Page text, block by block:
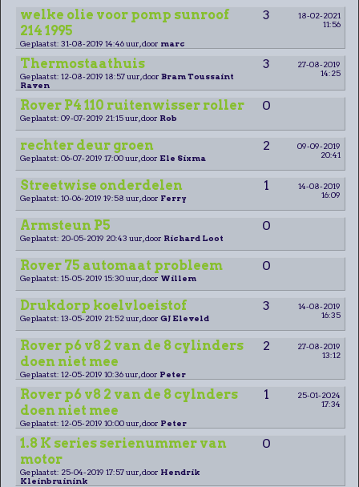
welke olie voor pomp sunroof
214 1995
3
18-02-2021
11:56
Geplaatst: 31-08-2019 14:46 uur, door marc
Thermostaathuis 3
27-08-2019
14:25
Geplaatst: 12-08-2019 18:57 uur, door Bram Toussaint
Raven
Rover P4 110 ruitenwisser roller 0
Geplaatst: 09-07-2019 21:15 uur, door Rob
rechter deur groen 2
09-09-2019
20:41
Geplaatst: 06-07-2019 17:00 uur, door Ele Sixma
Streetwise onderdelen 1
14-08-2019
16:09
Geplaatst: 10-06-2019 19:58 uur, door Ferry
Armsteun P5 0
Geplaatst: 20-05-2019 20:43 uur, door Richard Loot
Rover 75 automaat probleem 0
Geplaatst: 15-05-2019 15:30 uur, door Willem
Drukdorp koelvloeistof 3
14-08-2019
16:35
Geplaatst: 13-05-2019 21:52 uur, door GJ Eleveld
Rover p6 v8 2 van de 8 cylinders
doen niet mee
2
27-08-2019
13:12
Geplaatst: 12-05-2019 10:36 uur, door Peter
Rover p6 v8 2 van de 8 cylnders
doen niet mee
1
25-01-2024
17:34
Geplaatst: 12-05-2019 10:00 uur, door Peter
1.8 K series serienummer van
motor
0
Geplaatst: 25-04-2019 17:57 uur, door Hendrik
Kleinbruinink